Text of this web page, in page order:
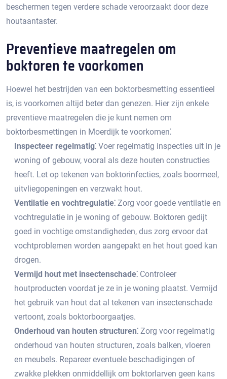
beschermen tegen verdere schade veroorzaakt door deze
houtaantaster.​
Preventieve maatregelen om
boktoren te voorkomen
Hoewel het bestrijden van een boktorbesmetting essentieel
is, is voorkomen altijd beter dan genezen.​ Hier zijn enkele
preventieve maatregelen die je kunt nemen om
boktorbesmettingen in Moerdijk te voorkomen⁚
Inspecteer regelmatig⁚ Voer regelmatig inspecties uit in je
woning of gebouw, vooral als deze houten constructies
heeft.​ Let op tekenen van boktorinfecties, zoals boormeel,
uitvliegopeningen en verzwakt hout.​
Ventilatie en vochtregulatie⁚ Zorg voor goede ventilatie en
vochtregulatie in je woning of gebouw.​ Boktoren gedijt
goed in vochtige omstandigheden, dus zorg ervoor dat
vochtproblemen worden aangepakt en het hout goed kan
drogen.​
Vermijd hout met insectenschade⁚ Controleer
houtproducten voordat je ze in je woning plaatst.​ Vermijd
het gebruik van hout dat al tekenen van insectenschade
vertoont, zoals boktorboorgaatjes.​
Onderhoud van houten structuren⁚ Zorg voor regelmatig
onderhoud van houten structuren, zoals balken, vloeren
en meubels.​ Repareer eventuele beschadigingen of
zwakke plekken onmiddellijk om boktorlarven geen kans